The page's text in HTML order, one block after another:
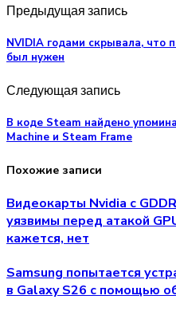
Предыдущая запись
NVIDIA годами скрывала, что
был нужен
Следующая запись
В коде Steam найдено
Machine и Steam Frame
Похожие записи
Видеокарты Nvidia с
уязвимы перед атакой
кажется, нет
Samsung попытается
в Galaxy S26 с помощью